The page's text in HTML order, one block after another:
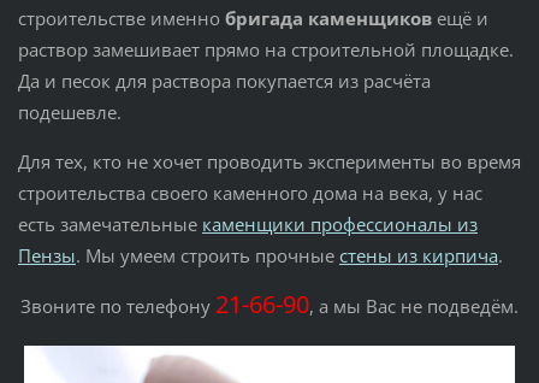
строительстве именно бригада каменщиковещё и
раствор замешивает прямо на строительной площадке.
Да и песок для раствора покупается из расчёта
подешевле.
Для тех, кто не хочет проводить эксперименты во время
строительства своего каменного дома на века, у нас
есть замечательные каменщики профессионалы из
Пензы. Мы умеем строить прочные стены из кирпича.
Звоните по телефону 21-66-90, а мы Вас не подведём.